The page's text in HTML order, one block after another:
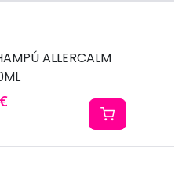
ALLERCALM